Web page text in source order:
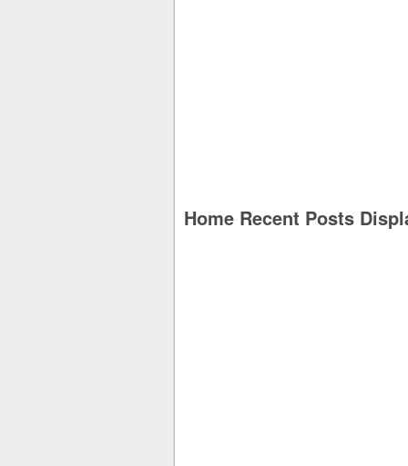
Home Recent Posts